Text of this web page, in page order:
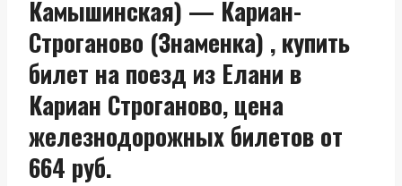
Камышинская) — Кариан-
Строганово (Знаменка) , купить
билет на поезд из Елани в
Кариан Строганово, цена
железнодорожных билетов от
664 руб.